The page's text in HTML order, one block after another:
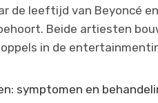
de leeftijd van Beyoncé
Beide artiesten
in de
symptomen en